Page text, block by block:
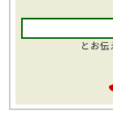
とお